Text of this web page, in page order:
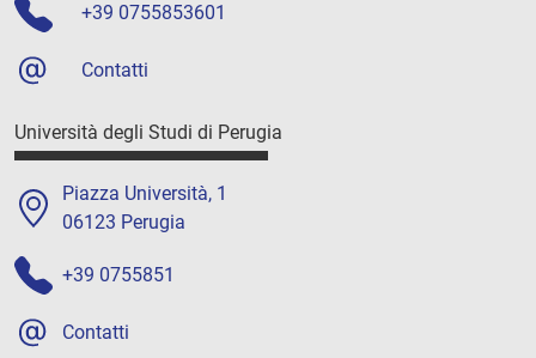
+39 0755853601
Contatti
Università degli Studi di Perugia
Piazza Università, 1
06123 Perugia
+39 0755851
Contatti